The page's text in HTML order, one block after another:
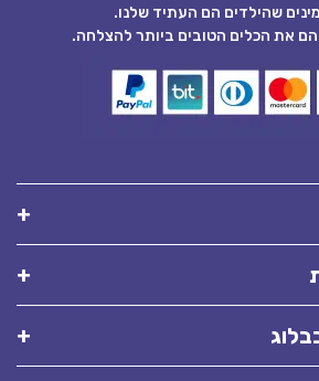
שהילדים הם העתיד שלנו.
את הכלים הטובים ביותר להצלחה.